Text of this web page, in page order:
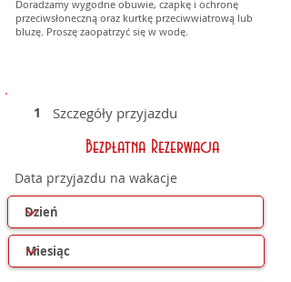
Doradzamy wygodne obuwie, czapkę i ochronę
przeciwsłoneczną oraz kurtkę przeciwwiatrową lub
bluzę. Proszę zaopatrzyć się w wodę.
1 Szczegóły przyjazdu
Bezpłatna Rezerwacja
Data przyjazdu na wakacje